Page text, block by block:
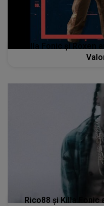
Killa Fonic și Roxen
Rico88 și Killa Fonic